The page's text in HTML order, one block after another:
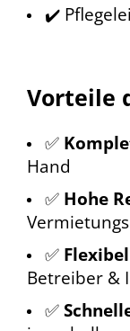
✔️
Vorteile
✅
Hand
✅ Hohe
✅
Betreiber &
✅